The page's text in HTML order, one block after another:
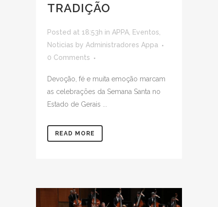
TRADIÇÃO
Posted at 18:53h in APPA, Eventos,
Noticias by Administradores Appa
0 Comments
Devoção, fé e muita emoção marcam
as celebrações da Semana Santa no
Estado de Gerais ...
READ MORE